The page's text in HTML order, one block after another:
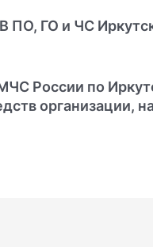
ГО и ЧС
России по
организации,